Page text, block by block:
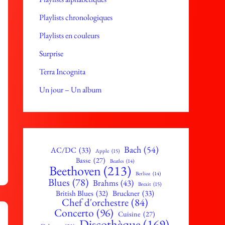
Playlists chronologiques
Playlists en couleurs
Surprise
Terra Incognita
Un jour – Un album
AC/DC (33) Apple (15) Bach (54)
Basse (27) Beatles (14)
Beethoven (213) Berlioz (14)
Blues (78) Brahms (43) Brexit (15)
British Blues (32) Bruckner (33)
Chef d'orchestre (84)
Concerto (96) Cuisine (27)